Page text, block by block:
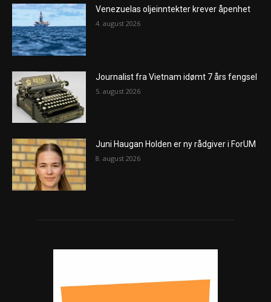
Venezuelas oljeinntekter krever åpenhet
4. august 2026
Journalist fra Vietnam idømt 7 års fengsel
5. august 2026
Juni Haugan Holden er ny rådgiver i ForUM
8. august 2026